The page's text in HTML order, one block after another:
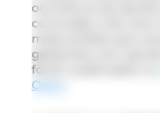
ocorrência de
conclusão é de uma
meta-análise que
gestantes com
foram publicados no
Open